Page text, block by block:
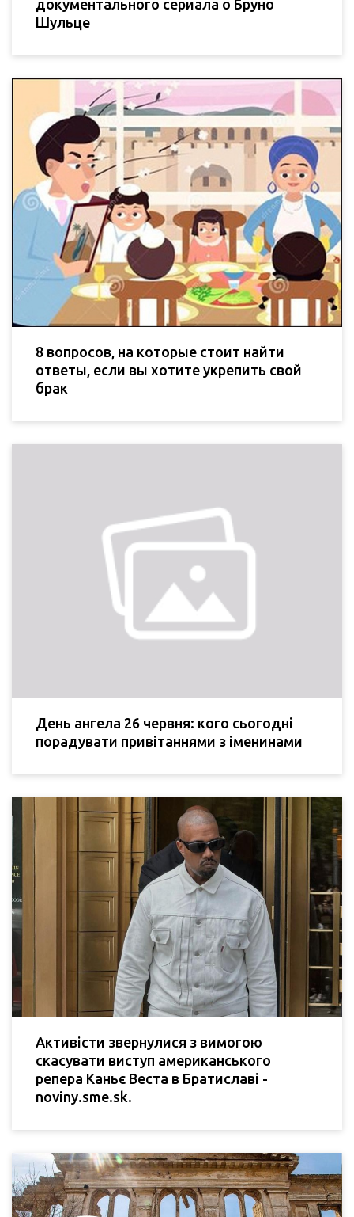
документального сериала о Бруно
Шульце
8 вопросов, на которые стоит найти
ответы, если вы хотите укрепить свой
брак
День ангела 26 червня: кого сьогодні
порадувати привітаннями з іменинами
Активісти звернулися з вимогою
скасувати виступ американського
репера Каньє Веста в Братиславі -
noviny.sme.sk.